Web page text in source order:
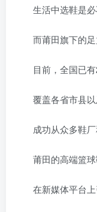
生活中选鞋是必
而莆田旗下的
目前，全国已有
覆盖各省市县
成功从众多鞋
莆田的高端篮
在新媒体平台